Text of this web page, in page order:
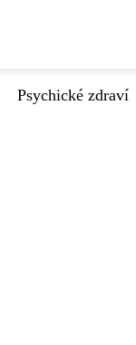
Psychické zdraví